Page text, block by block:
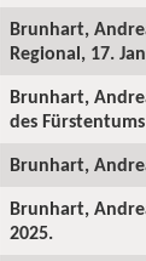
Brunhart,
Regional, 17.
Brunhart,
des
Brunhart,
Brunhart,
2025.